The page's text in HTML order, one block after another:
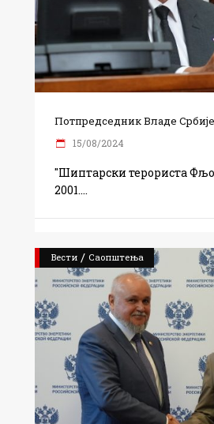
Потпредседник Владе
15/08/2024
"Шиптарски терориста
2001.
Вести / Саопштења